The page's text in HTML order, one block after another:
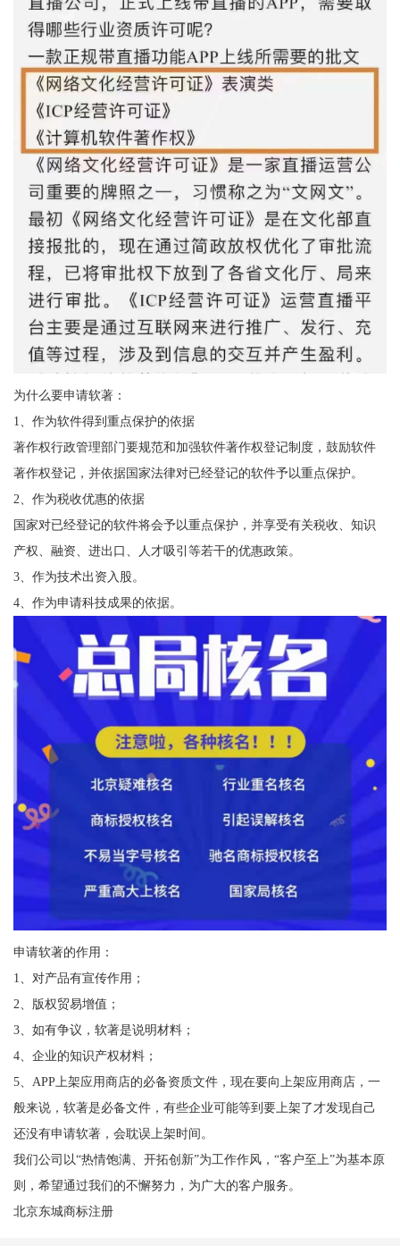
为什么要申请软著：
1、作为软件得到重点保护的依据
著作权行政管理部门要规范和加强软件著作权登记制度，鼓励软件
著作权登记，并依据国家法律对已经登记的软件予以重点保护。
2、作为税收优惠的依据
国家对已经登记的软件将会予以重点保护，并享受有关税收、知识
产权、融资、进出口、人才吸引等若干的优惠政策。
3、作为技术出资入股。
4、作为申请科技成果的依据。
申请软著的作用：
1、对产品有宣传作用；
2、版权贸易增值；
3、如有争议，软著是说明材料；
4、企业的知识产权材料；
5、APP上架应用商店的必备资质文件，现在要向上架应用商店，一
般来说，软著是必备文件，有些企业可能等到要上架了才发现自己
还没有申请软著，会耽误上架时间。
我们公司以“热情饱满、开拓创新”为工作作风，“客户至上”为基本原
则，希望通过我们的不懈努力，为广大的客户服务。
北京东城商标注册